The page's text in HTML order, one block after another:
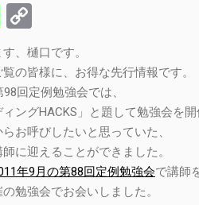
Line
Link
、樋口です。
の皆様に、お得な先行情報です。
回定例勉強会では、
ィングHACKS」と題して勉強会を開
お呼びしたいと思っていた、
に迎えることができました。
年9月の第88回定例勉強会で講師
勉強会でお会いしました。